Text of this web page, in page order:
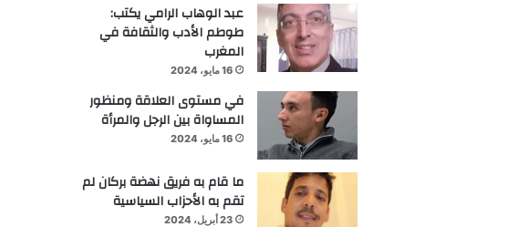
عبد الوهاب الرامي يكتب:
طوطم الأدب والثقافة في
المغرب
16 مايو، 2024
في مستوى العلاقة ومنظور
المساواة بين الرجل والمرأة
16 مايو، 2024
ما قام به فريق نهضة بركان لم
تقم به الأحزاب السياسية
23 أبريل، 2024